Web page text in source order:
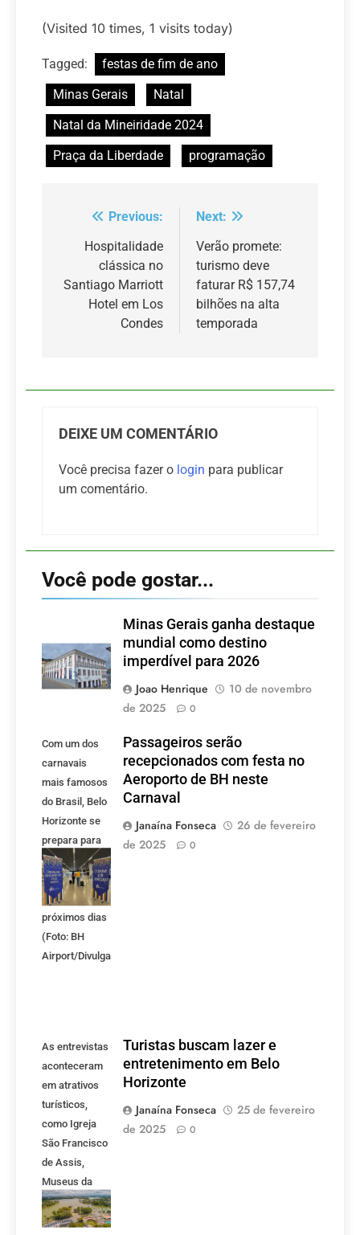
(Visited 10 times, 1 visits today)
Tagged:
festas de fim de ano
Minas Gerais
Natal
Natal da Mineiridade 2024
Praça da Liberdade
programação
Navegação
Post
Previous:
Hospitalidade
clássica no
Santiago Marriott
Hotel em Los
Condes
Next:
Verão promete:
turismo deve
faturar R$ 157,74
bilhões na alta
temporada
DEIXE UM COMENTÁRIO
Você precisa fazer o login para publicar
um comentário.
Você pode gostar...
Minas Gerais ganha destaque
mundial como destino
imperdível para 2026
Joao Henrique
10 de novembro
de 2025
0
Com um dos
carnavais
mais famosos
do Brasil, Belo
Horizonte se
prepara para
receber
milhares de
turistas nos
próximos dias
(Foto: BH
Airport/Divulgação)
Passageiros serão
recepcionados com festa no
Aeroporto de BH neste
Carnaval
Janaína Fonseca
26 de fevereiro
de 2025
0
As entrevistas
aconteceram
em atrativos
turísticos,
como Igreja
São Francisco
de Assis,
Museus da
Praça da
Liberdade,
Turistas buscam lazer e
entretenimento em Belo
Horizonte
Janaína Fonseca
25 de fevereiro
de 2025
0